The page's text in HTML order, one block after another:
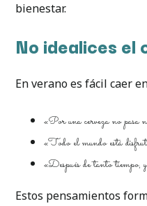
bienestar.
No idealices el
En verano es fácil caer
«Por una cerveza no pasa
«Todo el mundo está
«Después de tanto tiempo,
Estos pensamientos